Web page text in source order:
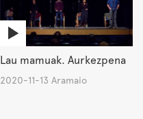
Lau mamuak. Aurkezpena
2020-11-13 Aramaio